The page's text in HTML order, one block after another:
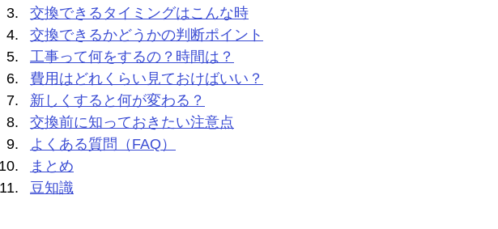
交換できるタイミングはこんな時
交換できるかどうかの判断ポイント
工事って何をするの？時間は？
費用はどれくらい見ておけばいい？
新しくすると何が変わる？
交換前に知っておきたい注意点
よくある質問（FAQ）
まとめ
豆知識